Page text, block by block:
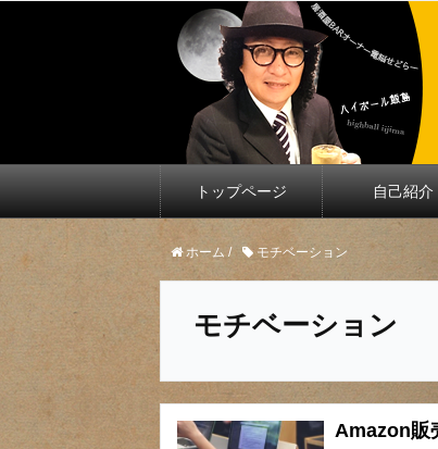
トップページ 自己紹介
ホーム / モチベーション
モチベーション
Amazon販